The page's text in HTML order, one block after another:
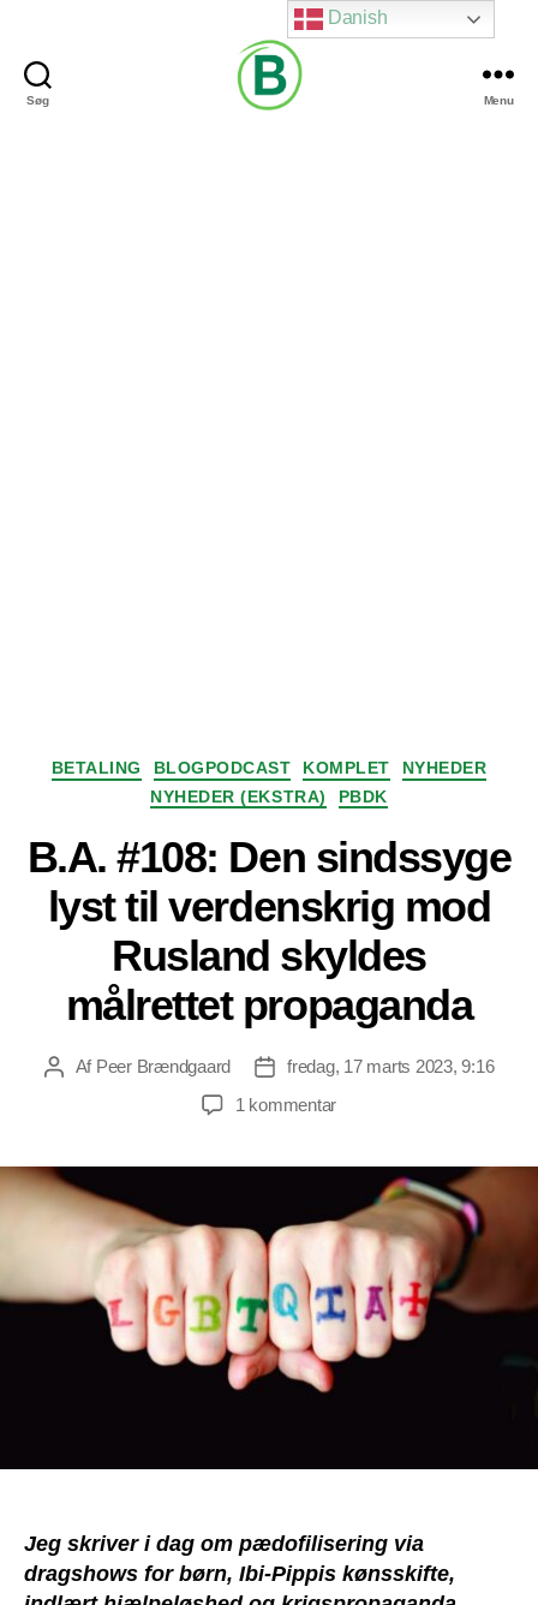
Søg Menu
Kategorier
BETALING BLOGPODCAST KOMPLET
NYHEDER
NYHEDER (EKSTRA)
PBDK
B.A. #108: Den sindssyge
lyst til verdenskrig mod
Rusland skyldes
målrettet propaganda
Indlægsforfatter
Af Peer Brændgaard Indlægsdato
fredag, 17 marts 2023, 9:16
1 kommentartil
sindssyge
lyst
verdenskrig
mod
Rusland
skyldes
Jeg skriver i dag om pædofilisering via
dragshows for børn, Ibi-Pippis kønsskifte,
Danish